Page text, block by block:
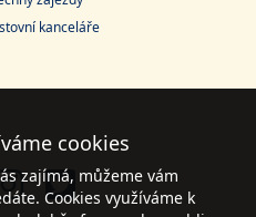
kanceláře
cookies
zajímá, můžeme vám
Cookies využíváme k